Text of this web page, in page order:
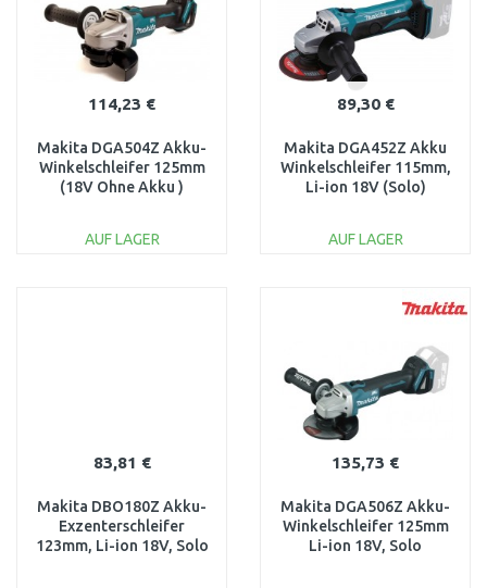
114,23 €
Makita DGA504Z Akku-
Winkelschleifer 125mm
(18V Ohne Akku )
AUF LAGER
89,30 €
Makita DGA452Z Akku
Winkelschleifer 115mm,
Li-ion 18V (Solo)
AUF LAGER
83,81 €
Makita DBO180Z Akku-
Exzenterschleifer
123mm, Li-ion 18V, Solo
135,73 €
Makita DGA506Z Akku-
Winkelschleifer 125mm
Li-ion 18V, Solo